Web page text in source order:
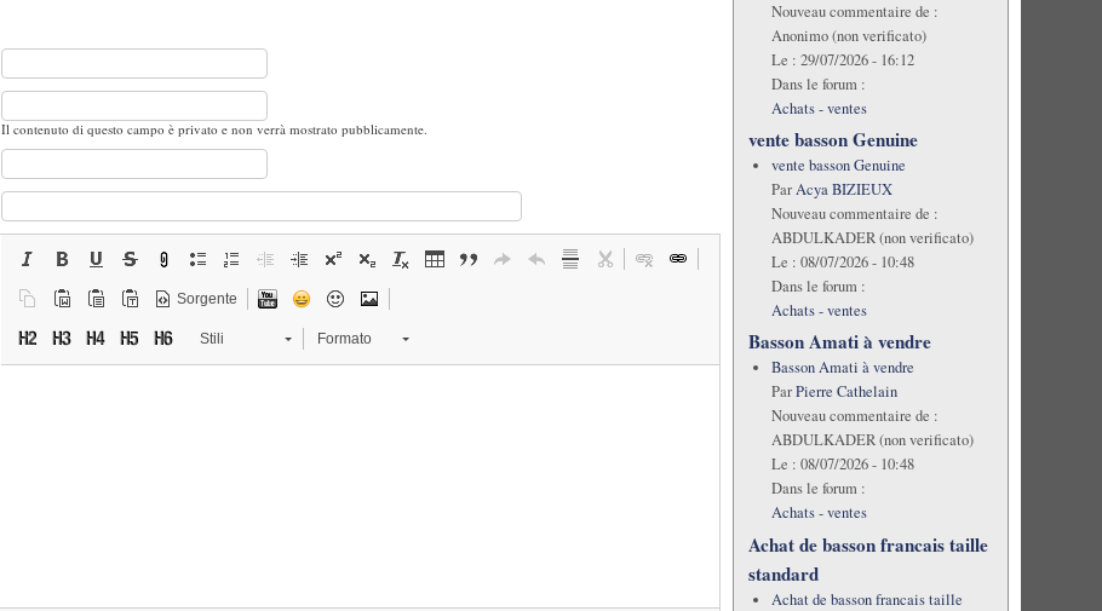
Il contenuto di questo campo è privato e non verrà mostrato pubblicamente.
Sorgente
Stili Formato
Nouveau commentaire de :
Anonimo (non verificato)
Le : 29/07/2026 - 16:12
Dans le forum :
Achats - ventes
vente basson Genuine
vente basson Genuine
ParAcya BIZIEUX
Nouveau commentaire de :
ABDULKADER (non verificato)
Le : 08/07/2026 - 10:48
Dans le forum :
Achats - ventes
Basson Amati à vendre
Basson Amati à vendre
ParPierre Cathelain
Nouveau commentaire de :
ABDULKADER (non verificato)
Le : 08/07/2026 - 10:48
Dans le forum :
Achats - ventes
Achat de basson francais taille
standard
Achat de basson francais taille